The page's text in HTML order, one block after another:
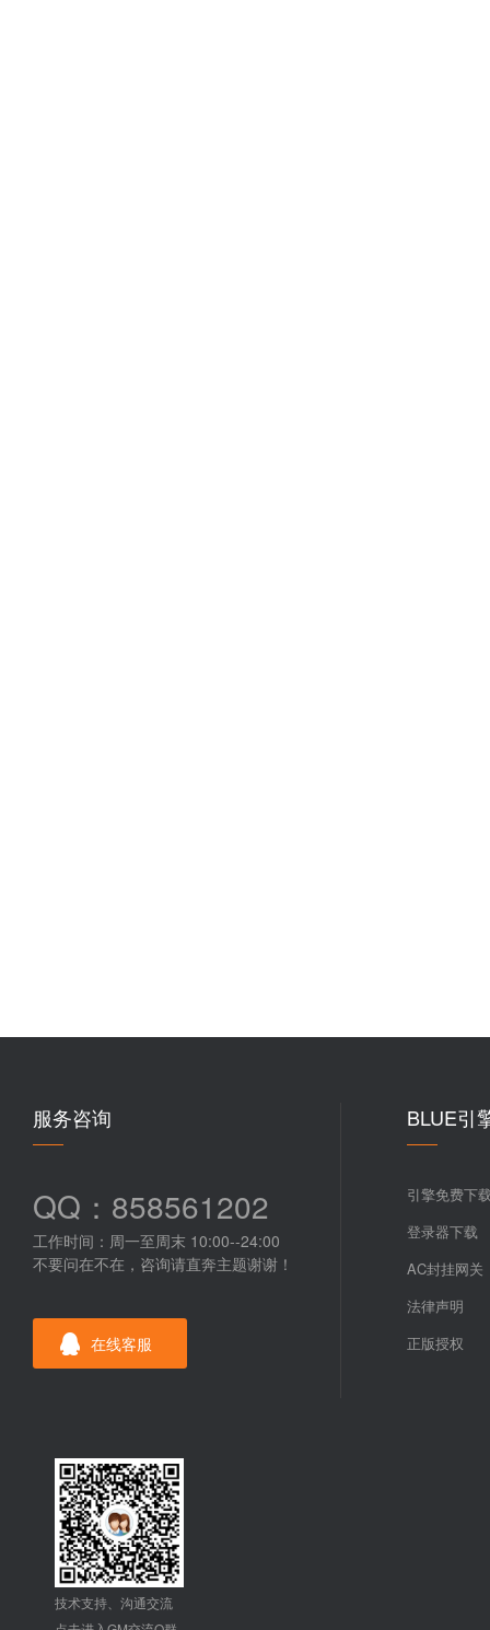
服务咨询
QQ：858561202
工作时间：周一至周末 10:00--24:00
不要问在不在，咨询请直奔主题谢谢！
在线客服
BLUE引
引擎免费下
登录器下载
AC封挂网关
法律声明
正版授权
技术支持、沟通交流